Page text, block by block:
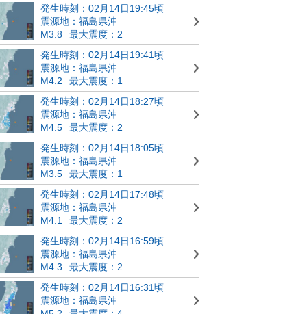
発生時刻：02月14日19:45頃
震源地：福島県沖
M3.8
最大震度：2
発生時刻：02月14日19:41頃
震源地：福島県沖
M4.2
最大震度：1
発生時刻：02月14日18:27頃
震源地：福島県沖
M4.5
最大震度：2
発生時刻：02月14日18:05頃
震源地：福島県沖
M3.5
最大震度：1
発生時刻：02月14日17:48頃
震源地：福島県沖
M4.1
最大震度：2
発生時刻：02月14日16:59頃
震源地：福島県沖
M4.3
最大震度：2
発生時刻：02月14日16:31頃
震源地：福島県沖